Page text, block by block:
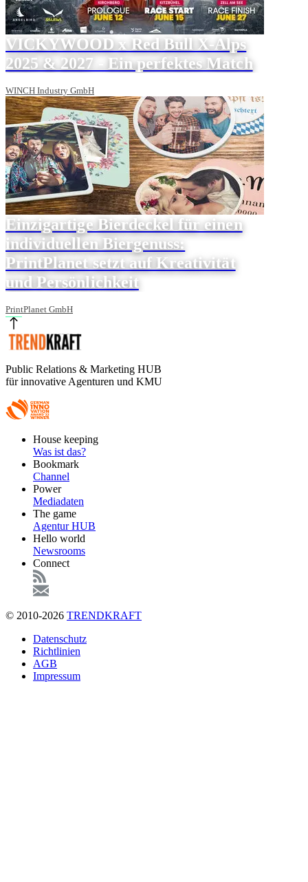
VICKYWOOD x Red Bull X-Alps
2025 & 2027 - Ein perfektes Match
WINCH Industry GmbH
Einzigartige Bierdeckel für einen
individuellen Biergenuss:
PrintPlanet setzt auf Kreativität
und Persönlichkeit
PrintPlanet GmbH
Public Relations & Marketing HUB
für innovative Agenturen und KMU
FooterHouse keeping
Was ist das?
Bookmark
Channel
Power
Mediadaten
The game
Agentur HUB
Hello world
Newsrooms
Connect
© 2010-2026 TRENDKRAFT
FußzeileDatenschutz
Richtlinien
AGB
Impressum